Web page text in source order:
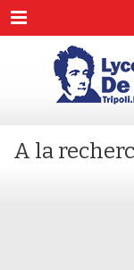
Menu
A la